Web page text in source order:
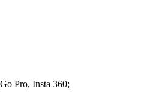
Pro, Insta 360;